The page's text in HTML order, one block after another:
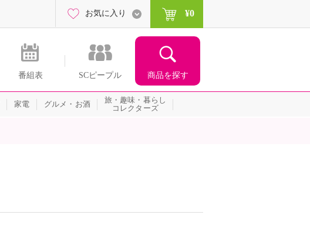
番組表 SCピープル 商品を探す
お気に入り ¥0
家電 グルメ・お酒
旅・趣味・暮らし
コレクターズ